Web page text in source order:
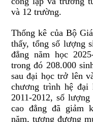
và 12 trường.
Thống kê của Bộ
thấy, tổng số lượng
đẳng năm học
trong đó 208.000
sau đại học trở lên
chương trình hệ
2011-2012, số
cao đẳng đã giảm
năm, tương đương